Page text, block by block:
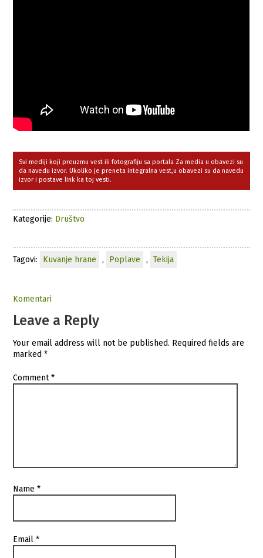
Svi mediji koji preuzmu vest ili fotografiju sa portala Za media u obavezi su
da navedu izvor. Ukoliko je preneta integralna vest,u obavezi su da navedu
izvor i postave link ka toj vesti.
Kategorije: Društvo
Tagovi: Kuvanje hrane , Poplave , Tekija
Komentari
Leave a Reply
Your email address will not be published. Required fields are
marked*
Comment*
Name*
Email*